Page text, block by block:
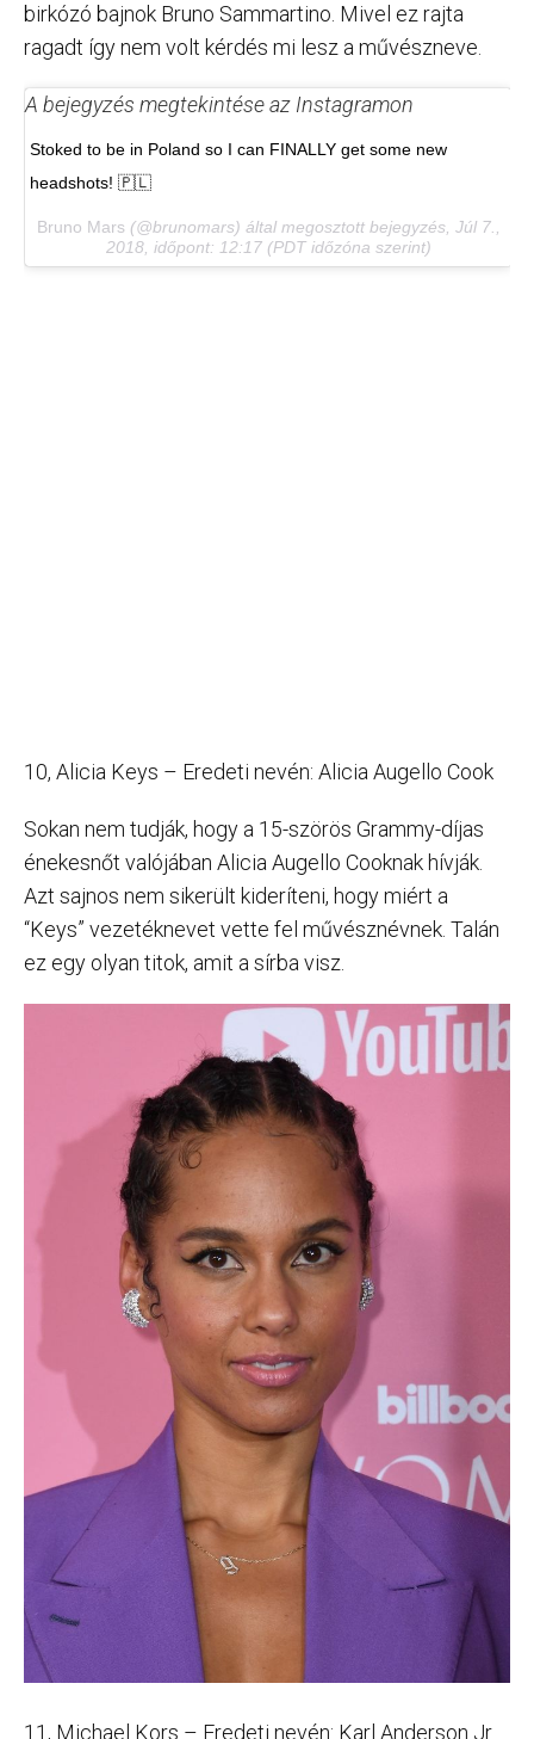
birkózó bajnok Bruno Sammartino. Mivel ez rajta
ragadt így nem volt kérdés mi lesz a művészneve.
A bejegyzés megtekintése az Instagramon
Stoked to be in Poland so I can FINALLY get some new
headshots! 🇵🇱
Bruno Mars (@brunomars) által megosztott bejegyzés, Júl 7.,
2018, időpont: 12:17 (PDT időzóna szerint)
10, Alicia Keys – Eredeti nevén: Alicia Augello Cook
Sokan nem tudják, hogy a 15-szörös Grammy-díjas
énekesnőt valójában Alicia Augello Cooknak hívják.
Azt sajnos nem sikerült kideríteni, hogy miért a
“Keys” vezetéknevet vette fel művésznévnek. Talán
ez egy olyan titok, amit a sírba visz.
11, Michael Kors – Eredeti nevén: Karl Anderson Jr.